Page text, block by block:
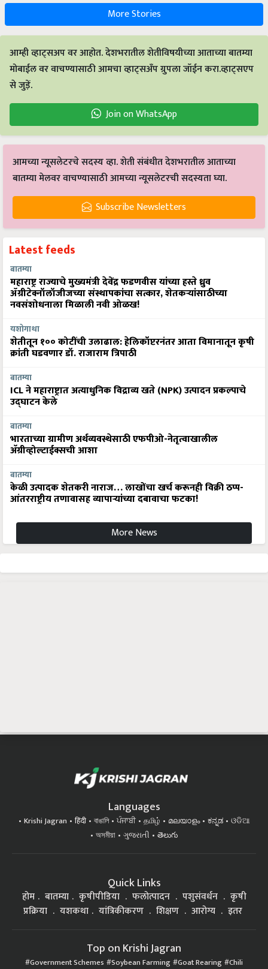
More Stories
आम्ही व्हाट्सअप वर आहोत. देशभरातील शेतीविषयीच्या आताच्या बातम्या
मोबाईल वर वाचण्यासाठी आमचा व्हाट्सअँप ग्रुपला जॉईन करा.व्हाट्सएप
से जुड़ें.
Join on WhatsApp
आमच्या न्यूसलेटरचे सदस्य व्हा. शेती संबंधीत देशभरातील आताच्या
बातम्या मेलवर वाचण्यासाठी आमच्या न्यूसलेटरची सदस्यता घ्या.
Subscribe Newsletters
Latest feeds
बातम्या
महाराष्ट्र राज्याचे मुख्यमंत्री देवेंद्र फडणवीस यांच्या हस्ते ध्रुव
ॲग्रीटेक्नॉलॉजीजच्या संस्थापकांचा सत्कार, शेतकऱ्यांसाठीच्या
नवसंशोधनाला मिळाली नवी ओळख!
यशोगाथा
शेतीतून १०० कोटींची उलाढाल: हेलिकॉप्टरनंतर आता विमानातून कृषी
क्रांती घडवणार डॉ. राजाराम त्रिपाठी
बातम्या
ICL ने महाराष्ट्रात अत्याधुनिक विद्राव्य खते (NPK) उत्पादन प्रकल्पाचे
उद्घाटन केले
बातम्या
भारताच्या ग्रामीण अर्थव्यवस्थेसाठी एफपीओ-नेतृत्वाखालील
अ‍ॅग्रीव्होल्टाईक्सची आशा
बातम्या
केळी उत्पादक शेतकरी नाराज… लाखोंचा खर्च करूनही विक्री ठप्प-
आंतरराष्ट्रीय तणावासह व्यापाऱ्यांच्या दबावाचा फटका!
More News
Languages
Krishi Jagran हिंदी বাঙালি ਪੰਜਾਬੀ தமிழ் മലയാളം ಕನ್ನಡ
ଓଡିଆ
অসমীয়া
ગુજરાતી తెలుగు
Quick Links
होम बातम्या कृषीपीडिया फलोत्पादन पशुसंवर्धन
कृषी
प्रक्रिया
यशकथा यांत्रिकीकरण शिक्षण आरोग्य इतर
Top on Krishi Jagran
Government Schemes Soybean Farming Goat Rearing Chili